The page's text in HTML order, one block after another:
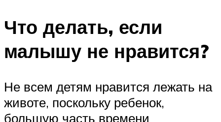
Что делать, если
малышу не нравится?
Не всем детям нравится лежать на
животе, поскольку ребенок,
большую часть времени